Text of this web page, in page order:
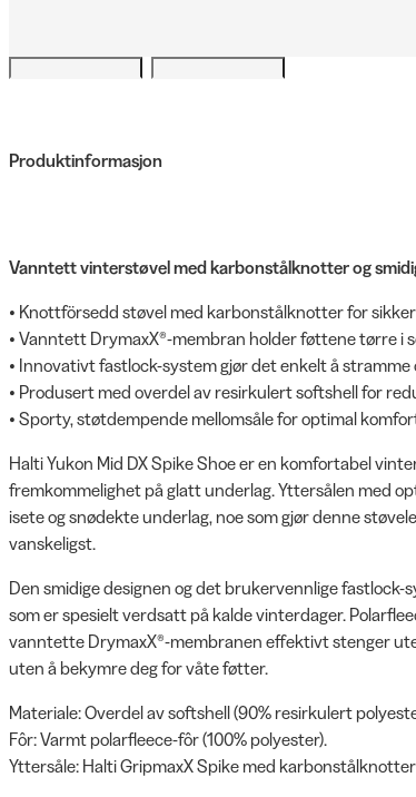
Produktinformasjon
Vanntett vinterstøvel med karbonstålknotter og
• Knottförsedd støvel med karbonstålknotter for
• Vanntett DrymaxX®-membran holder føttene tørre i
• Innovativt fastlock-system gjør det enkelt å stramme
• Produsert med overdel av resirkulert softshell for
• Sporty, støtdempende mellomsåle for optimal
Halti Yukon Mid DX Spike Shoe er en komfortabel
fremkommelighet på glatt underlag. Yttersålen med
isete og snødekte underlag, noe som gjør denne
vanskeligst.
Den smidige designen og det brukervennlige fastlock-
som er spesielt verdsatt på kalde vinterdager.
vanntette DrymaxX®-membranen effektivt stenger
uten å bekymre deg for våte føtter.
Materiale: Overdel av softshell (90% resirkulert
Fôr: Varmt polarfleece-fôr (100% polyester).
Yttersåle: Halti GripmaxX Spike med